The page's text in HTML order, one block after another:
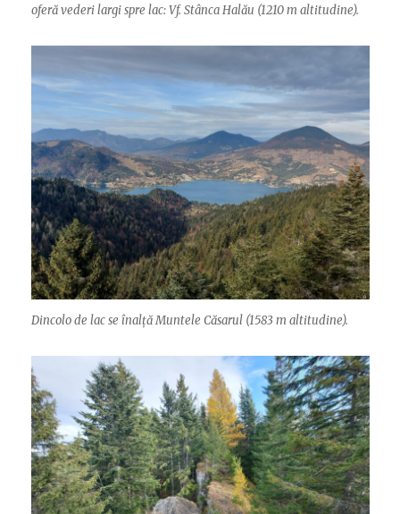
oferă vederi largi spre lac: Vf. Stânca Halău (1210 m altitudine).
Dincolo de lac se înalță Muntele Căsarul (1583 m altitudine).